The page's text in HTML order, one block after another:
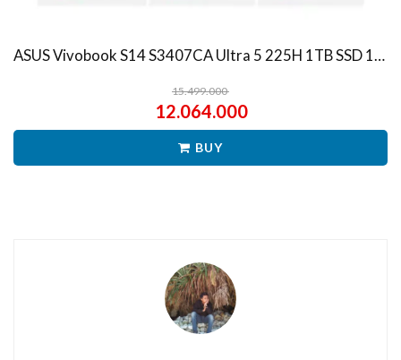
ASUS Vivobook S14 S3407CA Ultra 5 225H 1TB SSD 16GB WUXGA IPS Win11+OHS
15.499.000
12.064.000
BUY